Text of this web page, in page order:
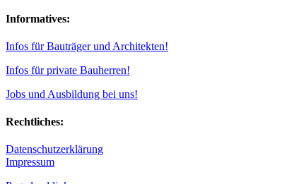
Informatives:
Infos für Bauträger und Architekten!
Infos für private Bauherren!
Jobs und Ausbildung bei uns!
Rechtliches:
Datenschutzerklärung
Impressum